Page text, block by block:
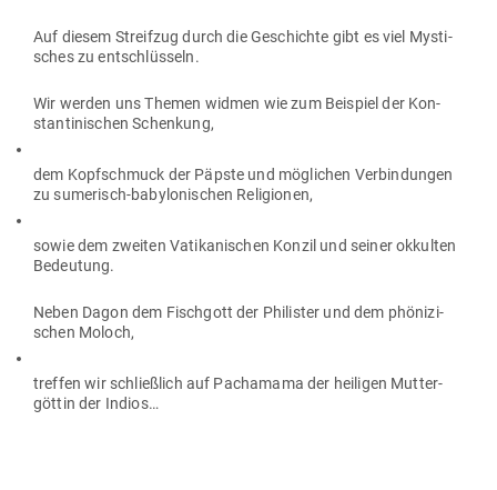
Auf diesem Streifzug durch die Geschichte gibt es viel Mys­ti­
sches zu entschlüsseln.
Wir werden uns Themen widmen wie zum Bei­spiel der Kon­
stan­ti­ni­schen Schenkung,
dem Kopf­schmuck der Päpste und mög­lichen Ver­bin­dungen
zu sume­risch-baby­lo­ni­schen Religionen,
sowie dem zweiten Vati­ka­ni­schen Konzil und seiner okkulten
Bedeutung.
Neben Dagon dem Fischgott der Phi­lister und dem phö­ni­zi­
schen Moloch,
treffen wir schließlich auf Pachamama der hei­ligen Mut­ter­
göttin der Indios…